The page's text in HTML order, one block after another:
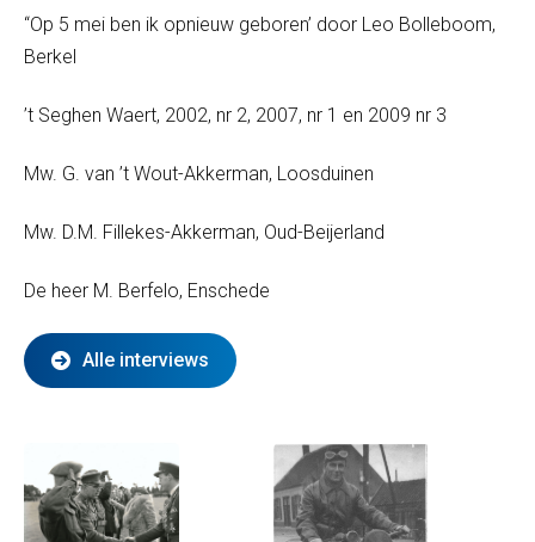
“Op 5 mei ben ik opnieuw geboren’ door Leo Bolleboom,
Berkel
’t Seghen Waert, 2002, nr 2, 2007, nr 1 en 2009 nr 3
Mw. G. van ’t Wout-Akkerman, Loosduinen
Mw. D.M. Fillekes-Akkerman, Oud-Beijerland
De heer M. Berfelo, Enschede
Alle interviews